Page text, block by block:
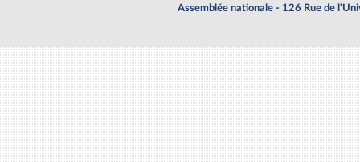
Assemblée nationale - 126 Rue de